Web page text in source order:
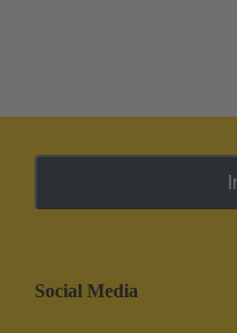
Social Media